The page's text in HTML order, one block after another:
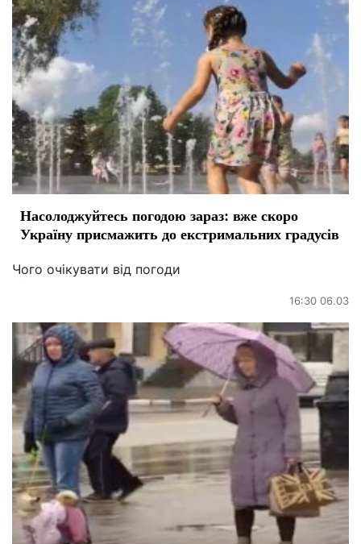
Насолоджуйтесь погодою зараз: вже скоро
Україну присмажить до екстримальних градусів
Чого очікувати від погоди
16:30 06.03